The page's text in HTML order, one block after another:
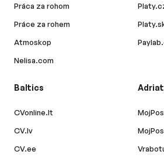
Práca za rohom
Práce za rohem
Atmoskop
Nelisa.com
Baltics
CVonline.lt
CV.lv
CV.ee